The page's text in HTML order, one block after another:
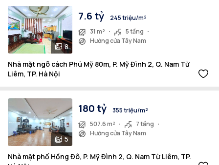
8
7.6 tỷ
245 triệu/m²
31 m²
5 tầng
Hướng cửa Tây Nam
Nhà mặt ngõ cách Phú Mỹ 80m, P. Mỹ Đình 2, Q. Nam Từ
Liêm, TP. Hà Nội
5
180 tỷ
355 triệu/m²
507.6 m²
7 tầng
Hướng cửa Tây Nam
Nhà mặt phố Hồng Đô, P. Mỹ Đình 2, Q. Nam Từ Liêm, TP.